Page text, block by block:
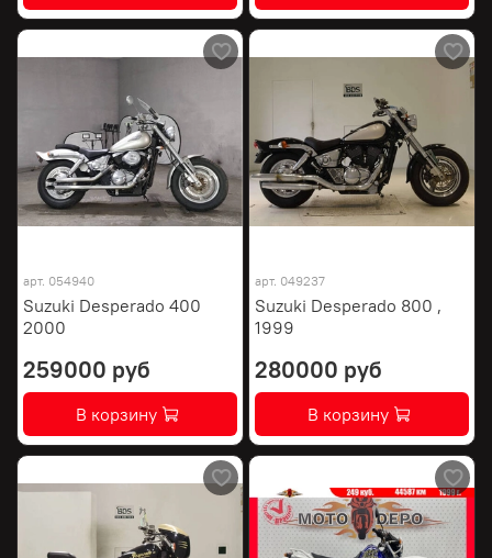
арт. 054940
Suzuki Desperado 400
2000
259000 руб
В корзину
арт. 049237
Suzuki Desperado 800 ,
1999
280000 руб
В корзину